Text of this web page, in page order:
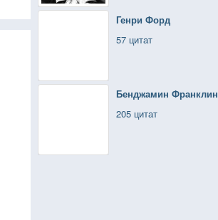
Генри Форд
57 цитат
Бенджамин Франклин
205 цитат